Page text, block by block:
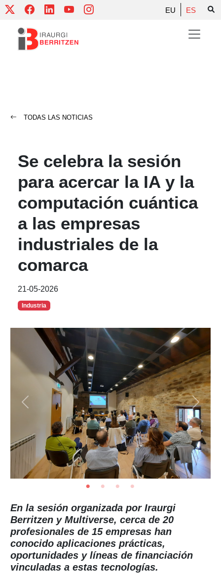
Skip
content
EU ES
TODAS LAS NOTICIAS
Se celebra la sesión
para acercar la IA y la
computación cuántica
a las empresas
industriales de la
comarca
21-05-2026
Industria
En la sesión organizada por Iraurgi
Berritzen y Multiverse, cerca de 20
profesionales de 15 empresas han
conocido aplicaciones prácticas,
oportunidades y líneas de financiación
vinculadas a estas tecnologías.